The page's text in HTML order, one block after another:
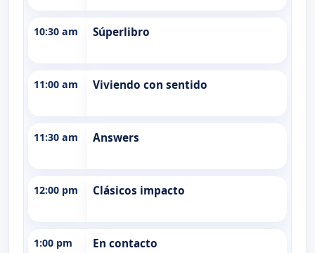
10:30 am Súperlibro
11:00 am Viviendo con sentido
11:30 am Answers
12:00 pm Clásicos impacto
1:00 pm En contacto